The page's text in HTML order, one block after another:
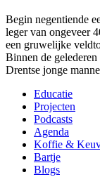
Begin negentiende
leger van ongeveer
een gruwelijke
Binnen de
Drentse jonge
Educatie
Projecten
Podcasts
Agenda
Koffie &
Bartje
Blogs